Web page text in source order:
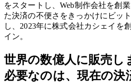
をスタートし、Web制作会社を創
た決済の不便さをきっかけにビッ
し、2023年に株式会社カシェイを
イン。
世界の数億人に販売し
必要なのは、現在の決